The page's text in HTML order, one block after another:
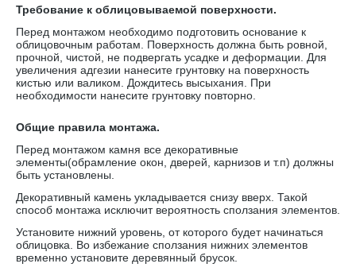
Требование к облицовываемой поверхности.
Перед монтажом необходимо подготовить основание к
облицовочным работам. Поверхность должна быть ровной,
прочной, чистой, не подвергать усадке и деформации. Для
увеличения адгезии нанесите грунтовку на поверхность
кистью или валиком. Дождитесь высыхания. При
необходимости нанесите грунтовку повторно.
Общие правила монтажа.
Перед монтажом камня все декоративные
элементы(обрамление окон, дверей, карнизов и т.п) должны
быть установлены.
Декоративный камень укладывается снизу вверх. Такой
способ монтажа исключит вероятность сползания элементов.
Установите нижний уровень, от которого будет начинаться
облицовка. Во избежание сползания нижних элементов
временно установите деревянный брусок.